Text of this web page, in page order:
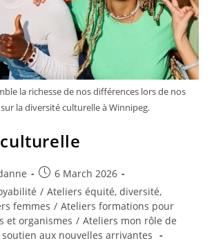
la richesse de nos différences lors de nos
la diversité culturelle à Winnipeg.
6 March 2026
/ Ateliers équité, diversité,
femmes / Ateliers formations pour
et organismes / Ateliers mon rôle de
aux nouvelles arrivantes